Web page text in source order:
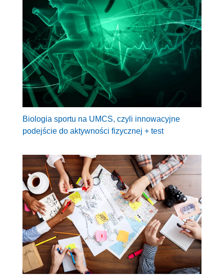
Biologia sportu na UMCS, czyli innowacyjne
podejście do aktywności fizycznej + test